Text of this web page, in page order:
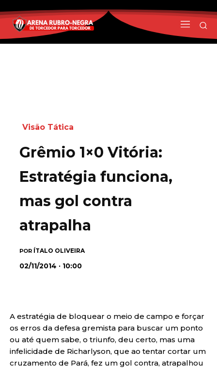
Visão Tática
Grêmio 1×0 Vitória:
Estratégia funciona,
mas gol contra
atrapalha
POR ÍTALO OLIVEIRA
02/11/2014 · 10:00
A estratégia de bloquear o meio de campo e forçar
os erros da defesa gremista para buscar um ponto
ou até quem sabe, o triunfo, deu certo, mas uma
infelicidade de Richarlyson, que ao tentar cortar um
cruzamento de Pará, fez um gol contra, atrapalhou